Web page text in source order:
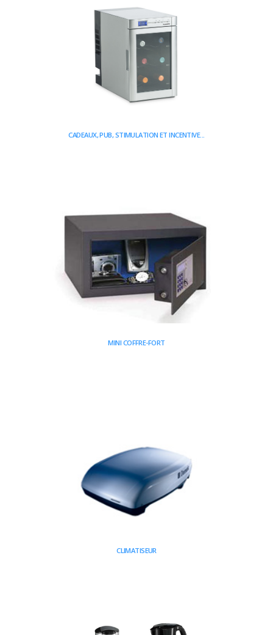
CADEAUX, PUB, STIMULATION ET INCENTIVE...
MINI COFFRE-FORT
CLIMATISEUR